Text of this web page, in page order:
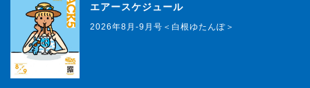
エアースケジュール
2026年8月-9月号＜白根ゆたんぽ＞